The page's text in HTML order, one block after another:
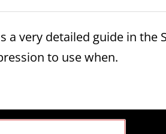
a very detailed guide in
to use when.